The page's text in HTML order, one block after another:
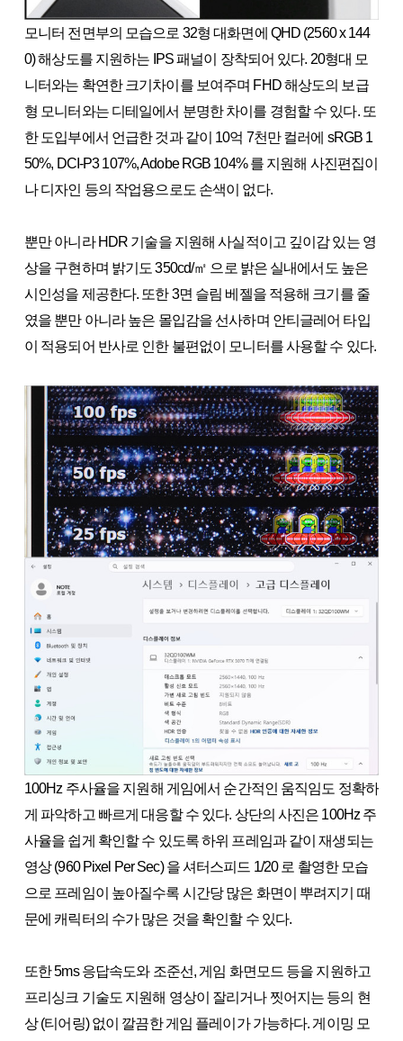
모니터 전면부의 모습으로 32형 대화면에 QHD (2560 x 144
0) 해상도를 지원하는 IPS 패널이 장착되어 있다. 20형대 모
니터와는 확연한 크기차이를 보여주며 FHD 해상도의 보급
형 모니터와는 디테일에서 분명한 차이를 경험할 수 있다. 또
한 도입부에서 언급한 것과 같이 10억 7천만 컬러에 sRGB 1
50%, DCI-P3 107%, Adobe RGB 104% 를 지원해 사진편집이
나 디자인 등의 작업용으로도 손색이 없다.
뿐만 아니라 HDR 기술을 지원해 사실적이고 깊이감 있는 영
상을 구현하며 밝기도 350cd/㎡ 으로 밝은 실내에서도 높은
시인성을 제공한다. 또한 3면 슬림 베젤을 적용해 크기를 줄
였을 뿐만 아니라 높은 몰입감을 선사하며 안티글레어 타입
이 적용되어 반사로 인한 불편없이 모니터를 사용할 수 있다.
100Hz 주사율을 지원해 게임에서 순간적인 움직임도 정확하
게 파악하고 빠르게 대응할 수 있다. 상단의 사진은 100Hz 주
사율을 쉽게 확인할 수 있도록 하위 프레임과 같이 재생되는
영상 (960 Pixel Per Sec) 을 셔터스피드 1/20 로 촬영한 모습
으로 프레임이 높아질수록 시간당 많은 화면이 뿌려지기 때
문에 캐릭터의 수가 많은 것을 확인할 수 있다.
또한 5ms 응답속도와 조준선, 게임 화면모드 등을 지원하고
프리싱크 기술도 지원해 영상이 잘리거나 찟어지는 등의 현
상 (티어링) 없이 깔끔한 게임 플레이가 가능하다. 게이밍 모